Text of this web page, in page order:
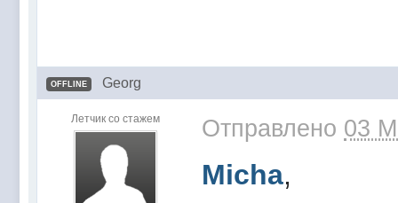
OFFLINE Georg
Летчик со стажем Отправлено 03
Micha,